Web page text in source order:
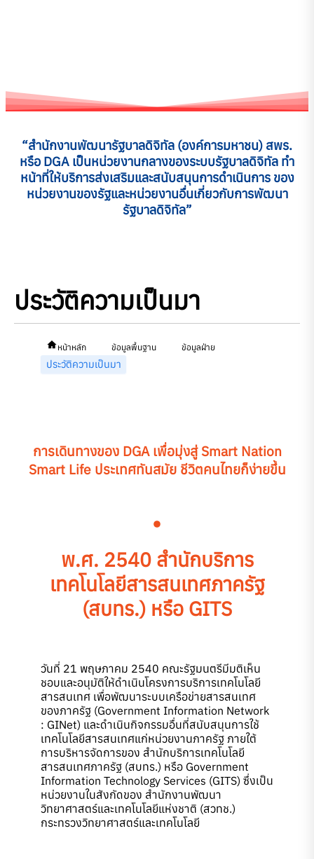
“สำนักงานพัฒนารัฐบาลดิจิทัล (องค์การมหาชน) สพร.
หรือ DGA เป็นหน่วยงานกลางของระบบรัฐบาลดิจิทัล ทำ
หน้าที่ให้บริการส่งเสริมและสนับสนุนการดำเนินการ ของ
หน่วยงานของรัฐและหน่วยงานอื่นเกี่ยวกับการพัฒนา
รัฐบาลดิจิทัล”
ประวัติความเป็นมา
หน้าหลัก ข้อมูลพื้นฐาน ข้อมูลฝ่าย
ประวัติความเป็นมา
การเดินทางของ DGA เพื่อมุ่งสู่ Smart Nation
Smart Life ประเทศทันสมัย ชีวิตคนไทยก็ง่ายขึ้น
พ.ศ. 2540 สำนักบริการ
เทคโนโลยีสารสนเทศภาครัฐ
(สบทร.) หรือ GITS
วันที่ 21 พฤษภาคม 2540 คณะรัฐมนตรีมีมติเห็น
ชอบและอนุมัติให้ดำเนินโครงการบริการเทคโนโลยี
สารสนเทศ เพื่อพัฒนาระบบเครือข่ายสารสนเทศ
ของภาครัฐ (Government Information Network
: GINet) และดำเนินกิจกรรมอื่นที่สนับสนุนการใช้
เทคโนโลยีสารสนเทศแก่หน่วยงานภาครัฐ ภายใต้
การบริหารจัดการของ สำนักบริการเทคโนโลยี
สารสนเทศภาครัฐ (สบทร.) หรือ Government
Information Technology Services (GITS) ซึ่งเป็น
หน่วยงานในสังกัดของ สำนักงานพัฒนา
วิทยาศาสตร์และเทคโนโลยีแห่งชาติ (สวทช.)
กระทรวงวิทยาศาสตร์และเทคโนโลยี